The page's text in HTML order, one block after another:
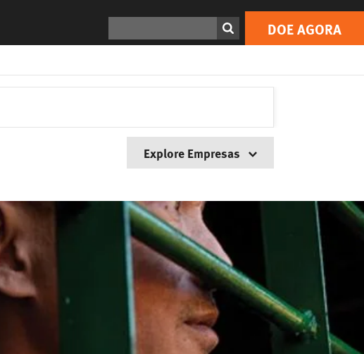
DOE AGORA
Explore Empresas